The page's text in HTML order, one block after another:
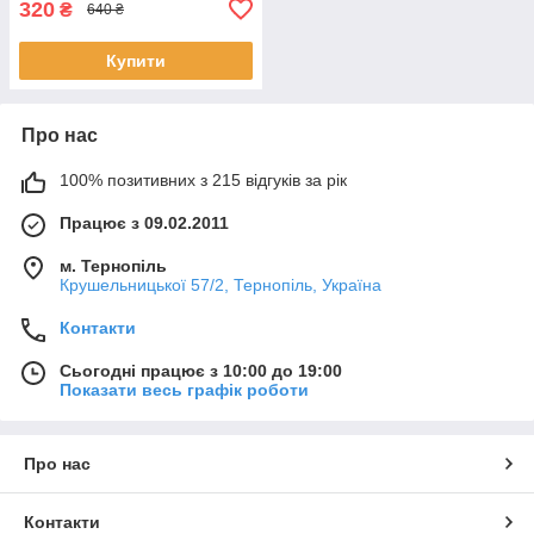
320 ₴ 640 ₴
Купити
Про нас
100% позитивних з 215 відгуків за рік
Працює з 09.02.2011
м. Тернопіль
Крушельницької 57/2, Тернопіль, Україна
Контакти
Сьогодні працює з 10:00 до 19:00
Показати весь графік роботи
Про нас
Контакти